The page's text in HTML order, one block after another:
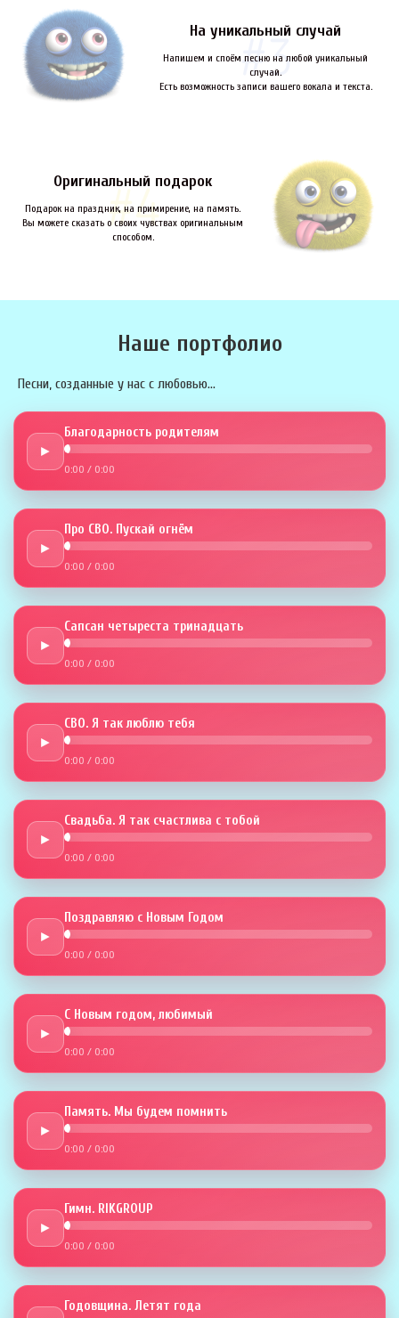
На уникальный случай
Напишем и споём песню на любой уникальный
случай.
Есть возможность записи вашего вокала и текста.
Оригинальный подарок
Подарок на праздник, на примирение, на память.
Вы можете сказать о своих чувствах оригинальным
способом.
Наше портфолио
Песни, созданные у нас с любовью...
►
Благодарность родителям
0:00 / 0:00
►
Про СВО. Пускай огнём
0:00 / 0:00
►
Сапсан четыреста тринадцать
0:00 / 0:00
►
СВО. Я так люблю тебя
0:00 / 0:00
►
Свадьба. Я так счастлива с тобой
0:00 / 0:00
►
Поздравляю с Новым Годом
0:00 / 0:00
►
С Новым годом, любимый
0:00 / 0:00
►
Память. Мы будем помнить
0:00 / 0:00
►
Гимн. RIKGROUP
0:00 / 0:00
Годовщина. Летят года